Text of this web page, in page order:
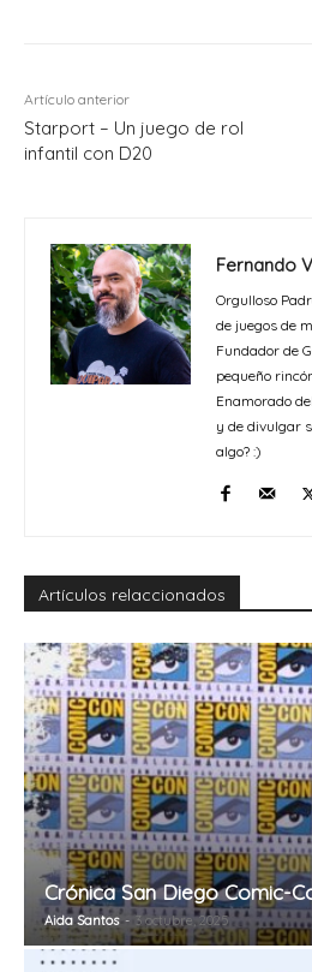
Artículo anterior
Starport – Un juego de rol
infantil con D20
Fernando
Orgulloso
de juegos de
Fundador de
pequeño
Enamorado
y de divulgar
algo? :)
Artículos relaccionados
Crónica San Diego Comic-
Aida Santos - 3 octubre, 2025